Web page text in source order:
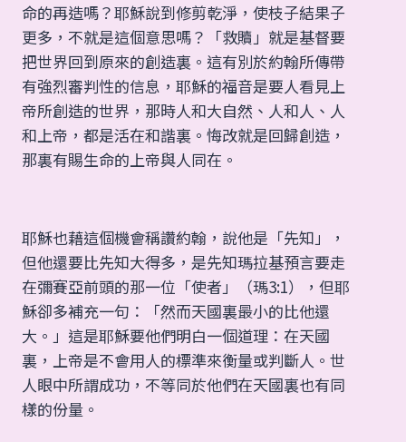
命的再造嗎？耶穌說到修剪乾淨，使枝子結果子
更多，不就是這個意思嗎？「救贖」就是基督要
把世界回到原來的創造裏。這有別於約翰所傳帶
有強烈審判性的信息，耶穌的福音是要人看見上
帝所創造的世界，那時人和大自然、人和人、人
和上帝，都是活在和諧裏。悔改就是回歸創造，
那裏有賜生命的上帝與人同在。
耶穌也藉這個機會稱讚約翰，說他是「先知」，
但他還要比先知大得多，是先知瑪拉基預言要走
在彌賽亞前頭的那一位「使者」（瑪3:1），但耶
穌卻多補充一句：「然而天國裏最小的比他還
大。」這是耶穌要他們明白一個道理：在天國
裏，上帝是不會用人的標準來衡量或判斷人。世
人眼中所謂成功，不等同於他們在天國裏也有同
樣的份量。